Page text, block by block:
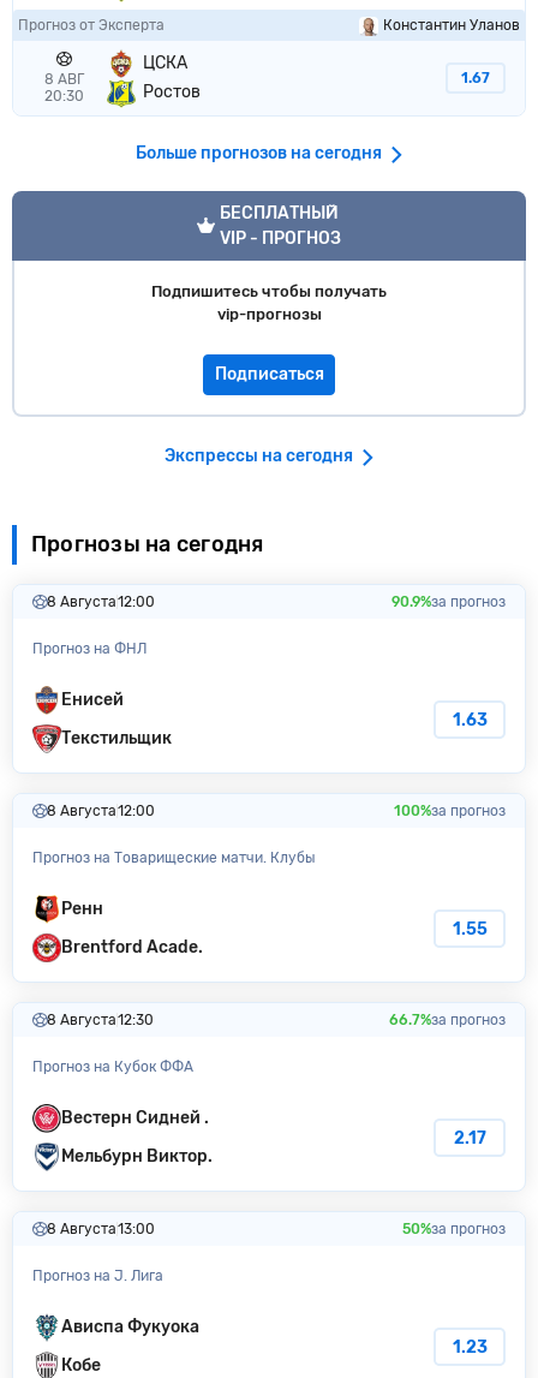
Прогноз от Эксперта Константин Уланов
8 АВГ
20:30
ЦСКА
Ростов
1.67
Больше прогнозов на сегодня
VIP прогноз
БЕСПЛАТНЫЙ
VIP - ПРОГНОЗ
Подпишитесь чтобы получать
vip-прогнозы
Подписаться
Экспрессы на сегодня
Прогнозы на сегодня
8 Августа12:00 90.9%за прогноз
Прогноз на ФНЛ
Енисей
Текстильщик
1.63
8 Августа12:00 100%за прогноз
Прогноз на Товарищеские матчи. Клубы
Ренн
Brentford Acade.
1.55
8 Августа12:30 66.7%за прогноз
Прогноз на Кубок ФФА
Вестерн Сидней .
Мельбурн Виктор.
2.17
8 Августа13:00 50%за прогноз
Прогноз на J. Лига
Ависпа Фукуока
Кобе
1.23